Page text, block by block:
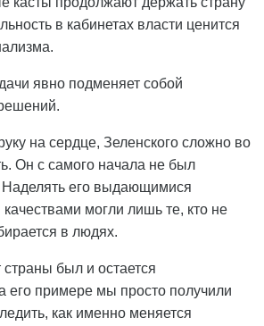
в кабинетах власти ценится
явно подменяет собой
на сердце, Зеленского сложно во
Он с самого начала не был
его выдающимися
могли лишь те, кто не
в людях.
был и остается
его примере мы просто получили
как именно меняется